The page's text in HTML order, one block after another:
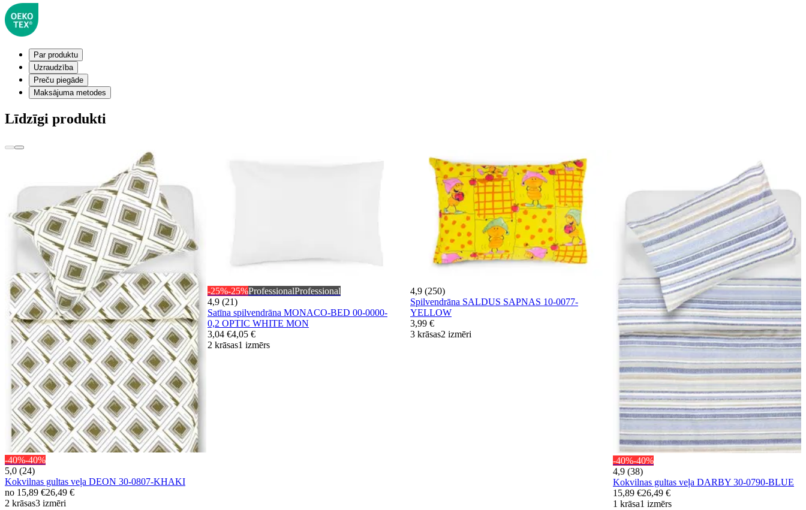
Par produktu
Uzraudzība
Preču piegāde
Maksājuma metodes
Līdzīgi produkti
-40%-40%
5,0 (24)
Kokvilnas gultas veļa DEON 30-0807-KHAKI
no 15,89 €26,49 €
2 krāsas3 izmēri
-25%-25%ProfessionalProfessional
4,9 (21)
Satīna spilvendrāna MONACO-BED 00-0000-
0,2 OPTIC WHITE MON
3,04 €4,05 €
2 krāsas1 izmērs
4,9 (250)
Spilvendrāna SALDUS SAPNAS 10-0077-
YELLOW
3,99 €
3 krāsas2 izmēri
-40%-40%
4,9 (38)
Kokvilnas gultas veļa DARBY 30-0790-BLUE
15,89 €26,49 €
1 krāsa1 izmērs